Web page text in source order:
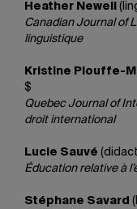
Heather Newell
Canadian Journal of
linguistique
Kristine Plouffe-
$
Quebec Journal of
droit international
Lucie Sauvé
Éducation relative à
Stéphane Savard